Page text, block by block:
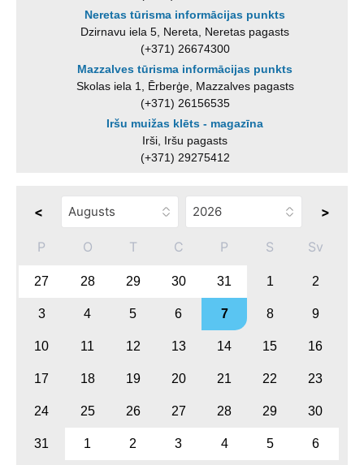
Neretas tūrisma informācijas punkts
Dzirnavu iela 5, Nereta, Neretas pagasts
(+371) 26674300
Mazzalves tūrisma informācijas punkts
Skolas iela 1, Ērberģe, Mazzalves pagasts
(+371) 26156535
Iršu muižas klēts - magazīna
Irši, Iršu pagasts
(+371) 29275412
< >
P O T C P S Sv
27 28 29 30 31 1 2
3 4 5 6 7 8 9
10 11 12 13 14 15 16
17 18 19 20 21 22 23
24 25 26 27 28 29 30
31 1 2 3 4 5 6